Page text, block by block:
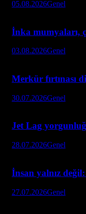
05.08.2026Genel
İnka mumyaları,
03.08.2026Genel
Merkür fırtınası
30.07.2026Genel
Jet Lag
28.07.2026Genel
İnsan yalnız
27.07.2026Genel